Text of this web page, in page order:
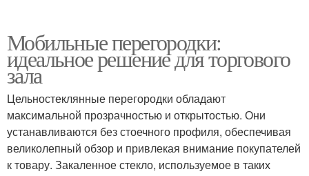
Мобильные перегородки:
идеальное решение для торгового
зала
Цельностеклянные перегородки обладают
максимальной прозрачностью и открытостью. Они
устанавливаются без стоечного профиля, обеспечивая
великолепный обзор и привлекая внимание покупателей
к товару. Закаленное стекло, используемое в таких